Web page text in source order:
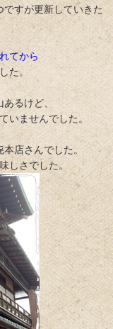
すが更新していきた
てから
た。
るけど、
いませんでした。
店さんでした。
しさでした。